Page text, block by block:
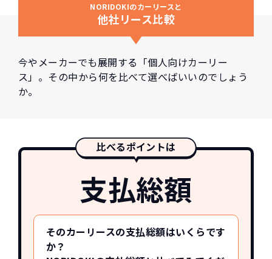
NORIDOKIのカーリースと
他社リース比較
今やメーカーでも展開する「個人向けカーリー
ス」。その中から何を比べて選べばいいのでしょう
か。
比べるポイントは
支払総額
そのカーリースの支払総額はいくらです
か？